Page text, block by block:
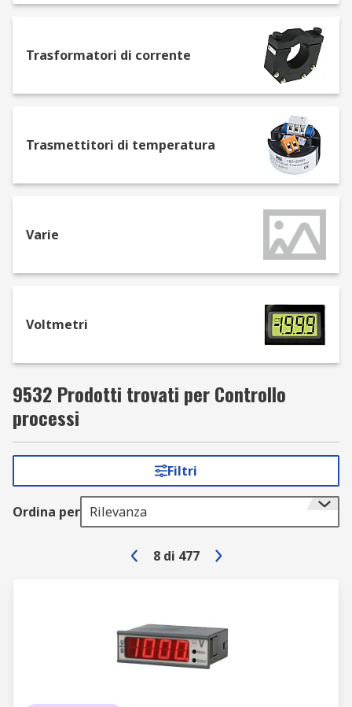
Stampanti da pannello
Temporizzatori
Trasformatori di corrente
Trasformatori di corrente
Trasmettitori di temperatura
Varie
Voltmetri
9532 Prodotti trovati per Controllo
processi
Filtri
Ordina per Rilevanza
8 di 477